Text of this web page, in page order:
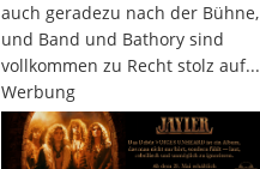
auch geradezu nach der Bühne,
und Band und Bathory sind
vollkommen zu Recht stolz auf...
Werbung